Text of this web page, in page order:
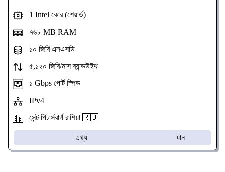
1 Intel কোর (শেয়ার্ড)
৭৬৮ MB RAM
১০ জিবি এসএসডি
৫,১২০ জিবি/মাস ব্যান্ডউইথ
১ Gbps পোর্ট স্পিড
IPv4
সেন্ট পিটার্সবার্গ রাশিয়া 🇷🇺
তথ্য যান